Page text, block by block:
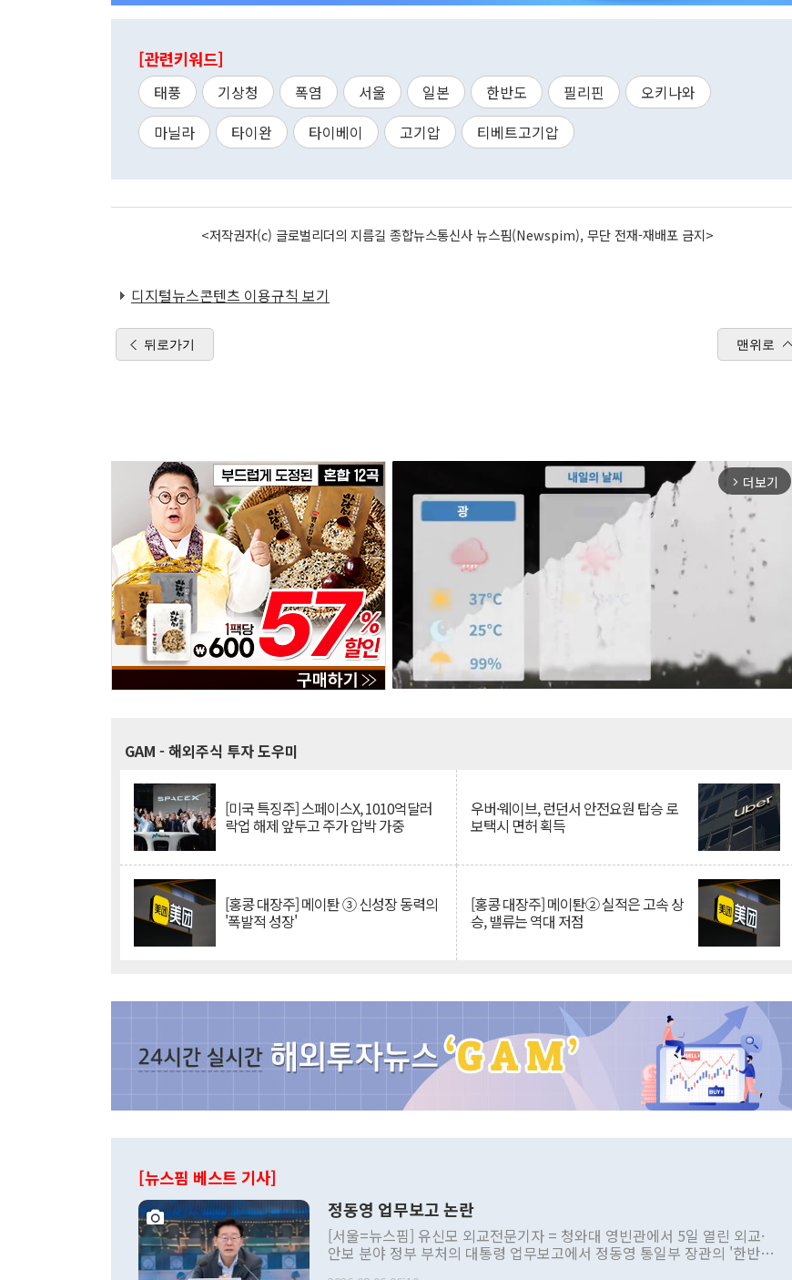
[관련키워드]
태풍 기상청 폭염 서울 일본 한반도 필리핀
오키나와
마닐라
타이완 타이베이 고기압 티베트고기압
<저작권자(c) 글로벌리더의 지름길 종합뉴스통신사 뉴스핌(Newspim), 무단 전재-재배포 금지>
디지털뉴스콘텐츠 이용규칙 보기
뒤로가기 맨위로
arrow_forward_ios 더보기
GAM - 해외주식 투자 도우미
[미국 특징주] 스페이스X, 1010억달러
락업 해제 앞두고 주가 압박 가중
우버·웨이브, 런던서 안전요원 탑승 로
보택시 면허 획득
[홍콩 대장주] 메이퇀 ③ 신성장 동력의
'폭발적 성장'
[홍콩 대장주] 메이퇀② 실적은 고속 상
승, 밸류는 역대 저점
[뉴스핌 베스트 기사]
정동영 업무보고 논란
[서울=뉴스핌] 유신모 외교전문기자 = 청와대 영빈관에서 5일 열린 외교·
안보 분야 정부 부처의 대통령 업무보고에서 정동영 통일부 장관의 '한반도